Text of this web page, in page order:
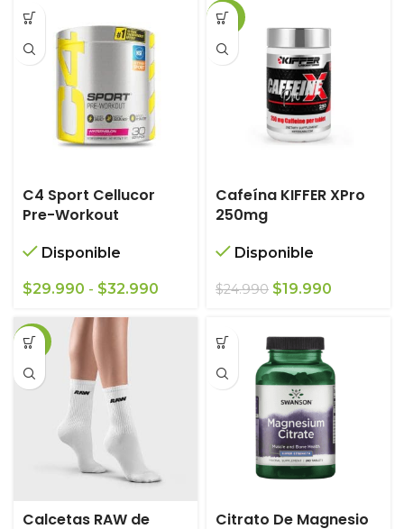
C4 Sport Cellucor
Pre-Workout
Disponible
$29.990 - $32.990
-20%
Cafeína KIFFER XPro
250mg
Disponible
$24.990 El
era:
$24.990.
$19.990
$19.990.
-36%
Calcetas RAW de
Citrato De Magnesio